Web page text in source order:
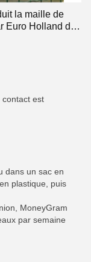
la maille de
Euro Holland de
est
dans un sac en
plastique, puis
MoneyGram
par semaine